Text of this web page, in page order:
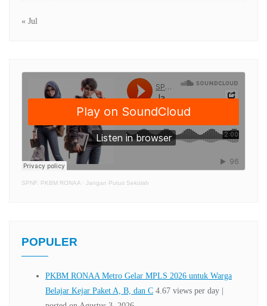
« Jul
SPNF. PKBM RONAA · Jangan Putus Sekolah
POPULER